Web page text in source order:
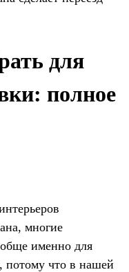
для
полное
многие
именно для
потому что в нашей